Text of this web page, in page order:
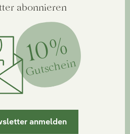
abonnieren
10%
Gutschein
anmelden